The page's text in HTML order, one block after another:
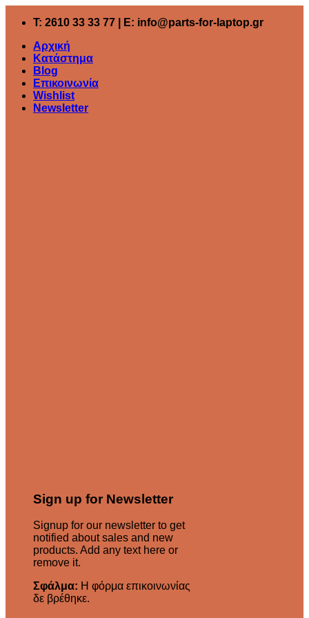
T: 2610 33 33 77 | E: info@parts-for-laptop.gr
Αρχική
Κατάστημα
Blog
Επικοινωνία
Wishlist
Newsletter
Sign up for Newsletter
Signup for our newsletter to get
notified about sales and new
products. Add any text here or
remove it.
Σφάλμα: Η φόρμα επικοινωνίας
δε βρέθηκε.